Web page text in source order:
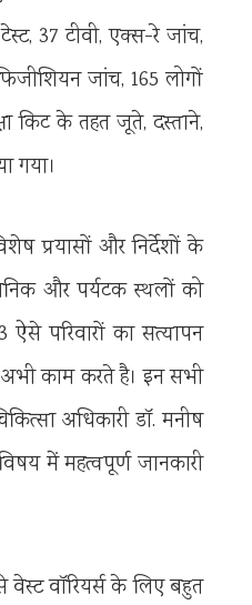
37 टीवी, एक्स-रे जांच,
जांच, 165 लोगों
किट के तहत जूते, दस्ताने,
गया।
प्रयासों और निर्देशों के
और पर्यटक स्थलों को
ऐसे परिवारों का सत्यापन
अभी काम करते है। इन सभी
अधिकारी डॉ. मनीष
में महत्वपूर्ण जानकारी
वॉरियर्स के लिए बहुत